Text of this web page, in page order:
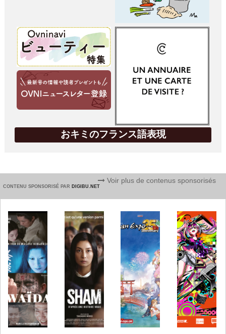
おキミのフランス語表現
CONTENU SPONSORISÉ PAR DIGIBU.NET
Voir plus de contenus sponsorisés